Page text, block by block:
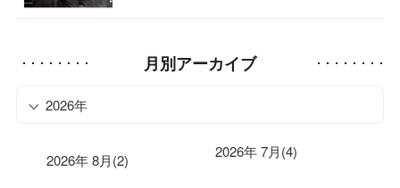
月別アーカイブ
2026年
2026年 8月(2) 2026年 7月(4)